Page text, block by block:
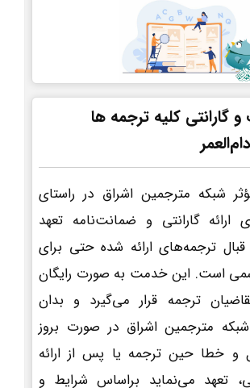
گارانتی کلیه ترجمه ها
شبکه مترجمین اشراق در راستای
ارائه گارانتی و ضمانت‌نامه تعهد
قبال ترجمه‌های ارائه شده حتی برای
است. این خدمت به صورت رایگان
ترجمه قرار می‌گیرد و بدان
مترجمین اشراق در صورت بروز
و خطا حین ترجمه یا پس از ارائه
تعهد می‌نماید براساس شرایط و